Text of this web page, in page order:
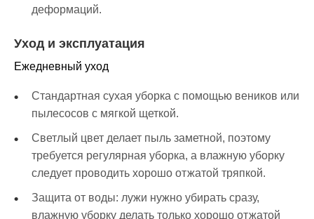
деформаций.
Уход и эксплуатация
Ежедневный уход
Стандартная сухая уборка с помощью веников или
пылесосов с мягкой щеткой.
Светлый цвет делает пыль заметной, поэтому
требуется регулярная уборка, а влажную уборку
следует проводить хорошо отжатой тряпкой.
Защита от воды: лужи нужно убирать сразу,
влажную уборку делать только хорошо отжатой